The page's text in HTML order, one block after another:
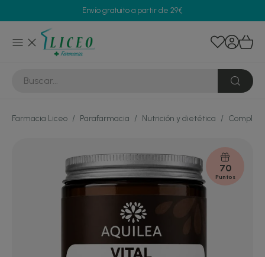
Envío gratuito a partir de 29€
Farmacia Liceo / Parafarmacia / Nutrición y dietética /
70
Puntos